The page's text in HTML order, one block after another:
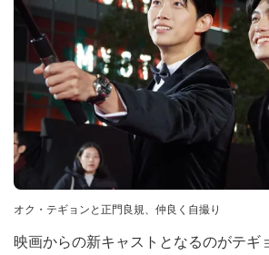
オク・テギョンと正門良規、仲良く自撮り
映画からの新キャストとなるのがテギ